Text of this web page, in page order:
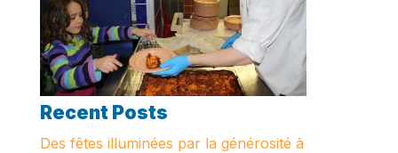
Recent Posts
Des fêtes illuminées par la générosité à